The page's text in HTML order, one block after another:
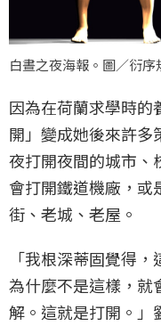
白晝之夜海報。圖／衍
因為在荷蘭求學時的
開」變成她後來許多
夜打開夜間的城市、
會打開鐵道機廠，或
街、老城、老屋。
「我根深蒂固覺得
為什麼不是這樣，就
解。這就是打開。」